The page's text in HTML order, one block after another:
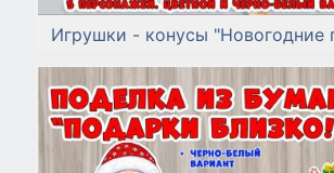
Игрушки - конусы "Новогодние